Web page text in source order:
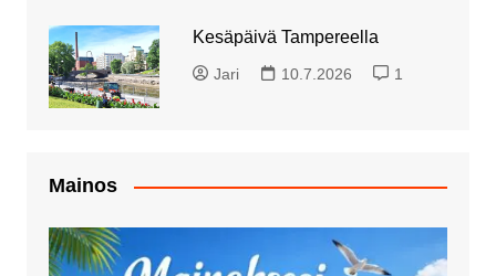
Kesäpäivä Tampereella
Jari 10.7.2026 1
Mainos